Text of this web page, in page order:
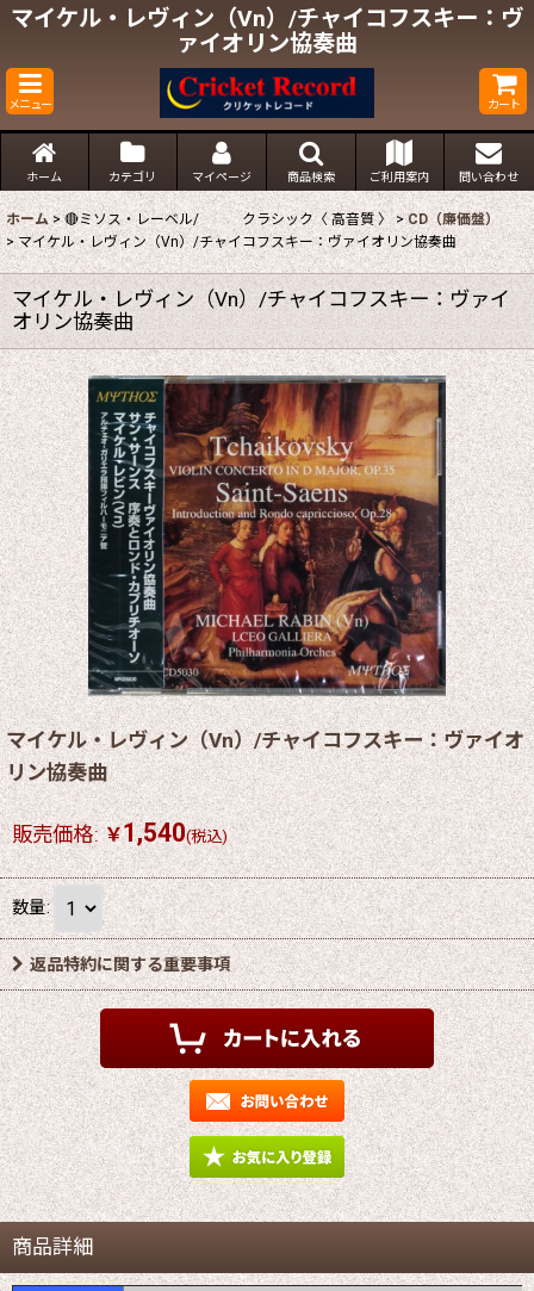
マイケル・レヴィン（Vn）/チャイコフスキー：ヴ
ァイオリン協奏曲
メニュー カート
ホーム カテゴリ マイページ 商品検索 ご利用案内 問い合わせ
ホーム > 🔴ミソス・レーベル/ クラシック〈 高音質 〉 > CD（廉価盤）
> マイケル・レヴィン（Vn）/チャイコフスキー：ヴァイオリン協奏曲
マイケル・レヴィン（Vn）/チャイコフスキー：ヴァイ
オリン協奏曲
マイケル・レヴィン（Vn）/チャイコフスキー：ヴァイオ
リン協奏曲
販売価格: ￥1,540(税込)
数量:
返品特約に関する重要事項
商品詳細